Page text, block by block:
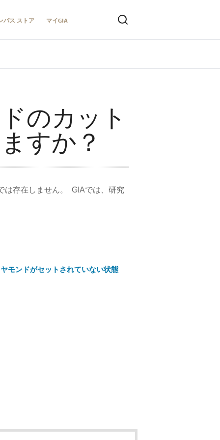
パス ストア マイGIA
のカット
すか？
は存在しません。 GIAでは、研究
モンドがセットされていない状態